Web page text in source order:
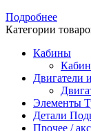
Подробнее
Категории
Кабины
Двигатели
Элементы
Детали
Прочее /